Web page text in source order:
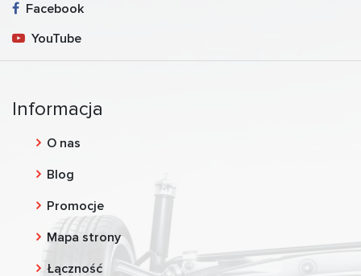
Facebook
YouTube
Informacja
O nas
Blog
Promocje
Mapa strony
Łączność